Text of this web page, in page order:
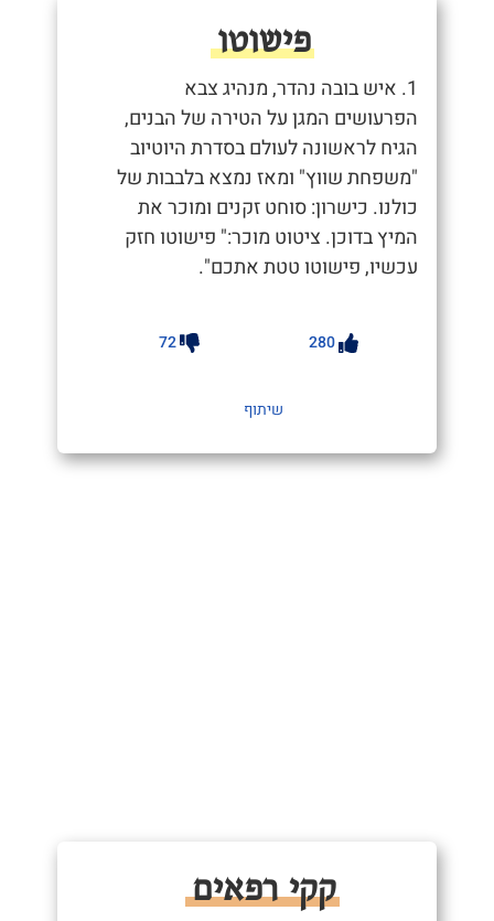
פישוטו
1. איש בובה נהדר, מנהיג צבא
הפרעושים המגן על הטירה של הבנים,
הגיח לראשונה לעולם בסדרת היוטיוב
"משפחת שווץ" ומאז נמצא בלבבות של
כולנו. כישרון: סוחט זקנים ומוכר את
המיץ בדוכן. ציטוט מוכר:" פישוטו חזק
עכשיו, פישוטו טטת אתכם".
280
72
שיתוף
קקי רפאים